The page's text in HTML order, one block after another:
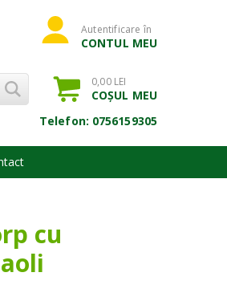
Autentificare în
CONTUL MEU
0,00 LEI
COȘUL MEU
Telefon: 0756159305
cu